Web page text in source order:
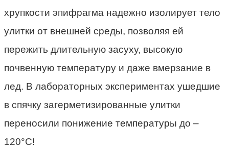
хрупкости эпифрагма надежно изолирует тело
улитки от внешней среды, позволяя ей
пережить длительную засуху, высокую
почвенную температуру и даже вмерзание в
лед. В лабораторных экспериментах ушедшие
в спячку загерметизированные улитки
переносили понижение температуры до –
120°C!